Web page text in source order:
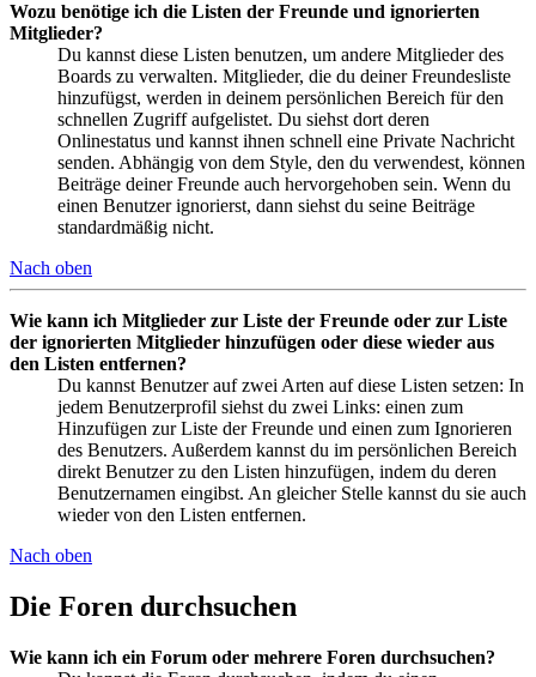
Wozu benötige ich die Listen der Freunde und ignorierten
Mitglieder?
Du kannst diese Listen benutzen, um andere Mitglieder des
Boards zu verwalten. Mitglieder, die du deiner Freundesliste
hinzufügst, werden in deinem persönlichen Bereich für den
schnellen Zugriff aufgelistet. Du siehst dort deren
Onlinestatus und kannst ihnen schnell eine Private Nachricht
senden. Abhängig von dem Style, den du verwendest, können
Beiträge deiner Freunde auch hervorgehoben sein. Wenn du
einen Benutzer ignorierst, dann siehst du seine Beiträge
standardmäßig nicht.
Nach oben
Wie kann ich Mitglieder zur Liste der Freunde oder zur Liste
der ignorierten Mitglieder hinzufügen oder diese wieder aus
den Listen entfernen?
Du kannst Benutzer auf zwei Arten auf diese Listen setzen: In
jedem Benutzerprofil siehst du zwei Links: einen zum
Hinzufügen zur Liste der Freunde und einen zum Ignorieren
des Benutzers. Außerdem kannst du im persönlichen Bereich
direkt Benutzer zu den Listen hinzufügen, indem du deren
Benutzernamen eingibst. An gleicher Stelle kannst du sie auch
wieder von den Listen entfernen.
Nach oben
Die Foren durchsuchen
Wie kann ich ein Forum oder mehrere Foren durchsuchen?